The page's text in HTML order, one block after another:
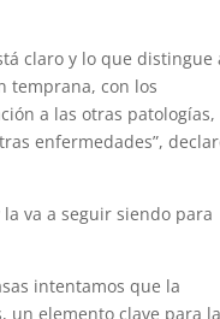
claro y lo que distingue
temprana, con los
a las otras patologías,
enfermedades”,
va a seguir siendo para
intentamos que la
un elemento clave para la